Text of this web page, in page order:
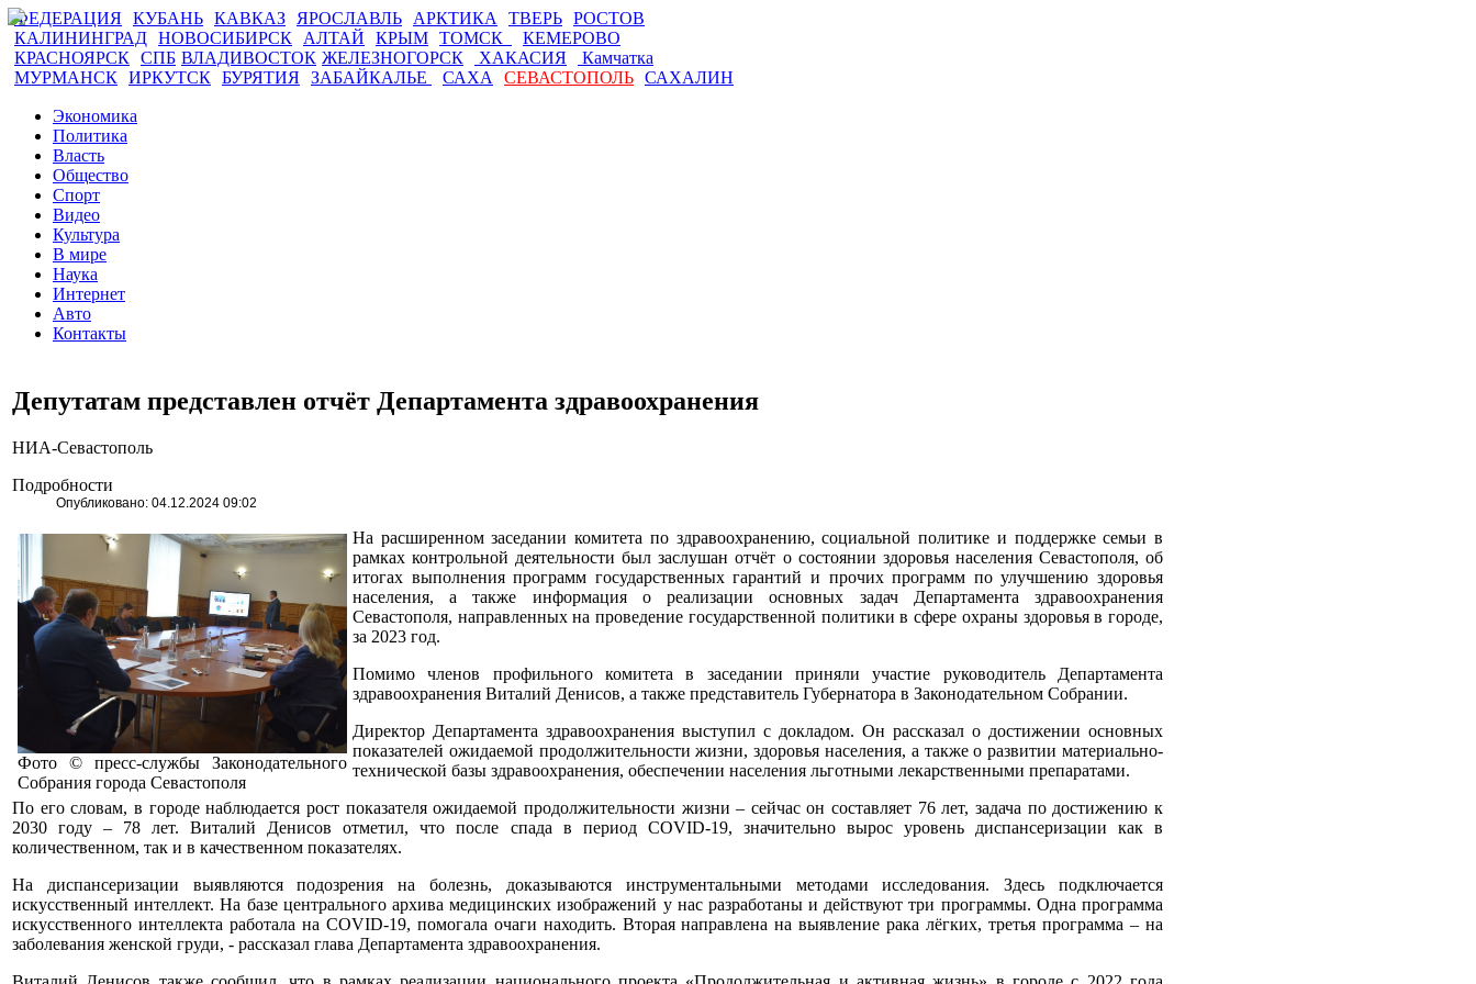
ФЕДЕРАЦИЯ КУБАНЬ КАВКАЗ ЯРОСЛАВЛЬ АРКТИКА ТВЕРЬ РОСТОВ
КАЛИНИНГРАД НОВОСИБИРСК АЛТАЙ КРЫМ ТОМСК
КЕМЕРОВО
КРАСНОЯРСК СПБ ВЛАДИВОСТОК ЖЕЛЕЗНОГОРСК ХАКАСИЯ
Камчатка
МУРМАНСК ИРКУТСК БУРЯТИЯ ЗАБАЙКАЛЬЕ САХА СЕВАСТОПОЛЬ САХАЛИН
Экономика
Политика
Власть
Общество
Спорт
Видео
Культура
В мире
Наука
Интернет
Авто
Контакты
Депутатам представлен отчёт Департамента здравоохранения
НИА-Севастополь
Подробности
Опубликовано: 04.12.2024 09:02
Фото © пресс-службы Законодательного
Собрания города Севастополя
На расширенном заседании комитета по здравоохранению, социальной политике и поддержке семьи в
рамках контрольной деятельности был заслушан отчёт о состоянии здоровья населения Севастополя, об
итогах выполнения программ государственных гарантий и прочих программ по улучшению здоровья
населения, а также информация о реализации основных задач Департамента здравоохранения
Севастополя, направленных на проведение государственной политики в сфере охраны здоровья в городе,
за 2023 год.
Помимо членов профильного комитета в заседании приняли участие руководитель Департамента
здравоохранения Виталий Денисов, а также представитель Губернатора в Законодательном Собрании.
Директор Департамента здравоохранения выступил с докладом. Он рассказал о достижении основных
показателей ожидаемой продолжительности жизни, здоровья населения, а также о развитии материально-
технической базы здравоохранения, обеспечении населения льготными лекарственными препаратами.
По его словам, в городе наблюдается рост показателя ожидаемой продолжительности жизни – сейчас он составляет 76 лет, задача по достижению к
2030 году – 78 лет. Виталий Денисов отметил, что после спада в период COVID-19, значительно вырос уровень диспансеризации как в
количественном, так и в качественном показателях.
На диспансеризации выявляются подозрения на болезнь, доказываются инструментальными методами исследования. Здесь подключается
искусственный интеллект. На базе центрального архива медицинских изображений у нас разработаны и действуют три программы. Одна программа
искусственного интеллекта работала на COVID-19, помогала очаги находить. Вторая направлена на выявление рака лёгких, третья программа – на
заболевания женской груди, - рассказал глава Департамента здравоохранения.